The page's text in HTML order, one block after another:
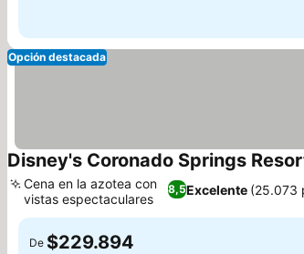
Opción destacada
Disney's Coronado Springs
8,5Excelente (25.073
Cena en la azotea con
vistas espectaculares
De $229.894